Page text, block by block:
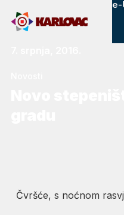
e-
Čvršće, s noćnom